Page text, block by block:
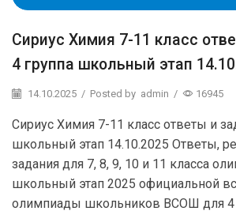
Сириус Химия 7-11 класс
4 группа школьный этап
14.10.2025 / Posted by admin / 16945
Сириус Химия 7-11 класс ответы и
школьный этап 14.10.2025 Ответы,
задания для 7, 8, 9, 10 и 11 класса
школьный этап 2025 официальной
олимпиады школьников ВСОШ для 4